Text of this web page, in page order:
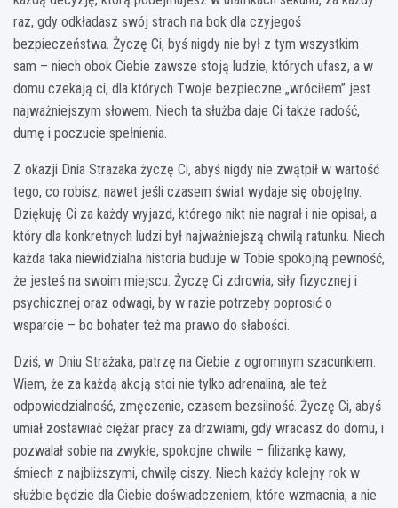
raz, gdy odkładasz swój strach na bok dla czyjegoś
bezpieczeństwa. Życzę Ci, byś nigdy nie był z tym wszystkim
sam – niech obok Ciebie zawsze stoją ludzie, których ufasz, a w
domu czekają ci, dla których Twoje bezpieczne „wróciłem” jest
najważniejszym słowem. Niech ta służba daje Ci także radość,
dumę i poczucie spełnienia.
Z okazji Dnia Strażaka życzę Ci, abyś nigdy nie zwątpił w wartość
tego, co robisz, nawet jeśli czasem świat wydaje się obojętny.
Dziękuję Ci za każdy wyjazd, którego nikt nie nagrał i nie opisał, a
który dla konkretnych ludzi był najważniejszą chwilą ratunku. Niech
każda taka niewidzialna historia buduje w Tobie spokojną pewność,
że jesteś na swoim miejscu. Życzę Ci zdrowia, siły fizycznej i
psychicznej oraz odwagi, by w razie potrzeby poprosić o
wsparcie – bo bohater też ma prawo do słabości.
Dziś, w Dniu Strażaka, patrzę na Ciebie z ogromnym szacunkiem.
Wiem, że za każdą akcją stoi nie tylko adrenalina, ale też
odpowiedzialność, zmęczenie, czasem bezsilność. Życzę Ci, abyś
umiał zostawiać ciężar pracy za drzwiami, gdy wracasz do domu, i
pozwalał sobie na zwykłe, spokojne chwile – filiżankę kawy,
śmiech z najbliższymi, chwilę ciszy. Niech każdy kolejny rok w
służbie będzie dla Ciebie doświadczeniem, które wzmacnia, a nie